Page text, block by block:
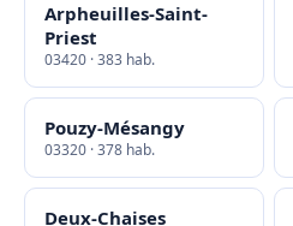
Arpheuilles-Saint-
Priest
03420 · 383 hab.
Pouzy-Mésangy
03320 · 378 hab.
Deux-Chaises